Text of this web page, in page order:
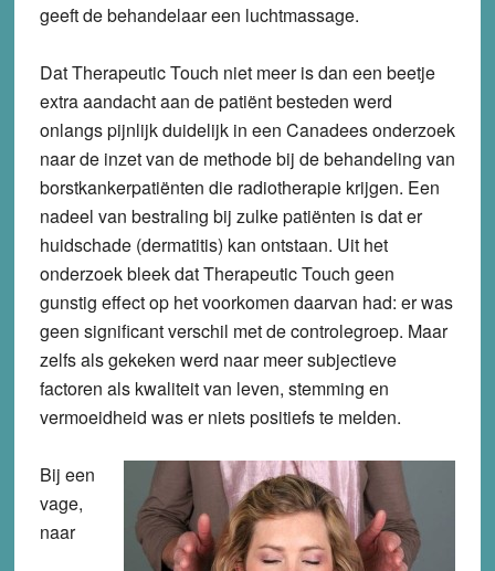
geeft de behandelaar een luchtmassage.
Dat Therapeutic Touch niet meer is dan een beetje
extra aandacht aan de patiënt besteden werd
onlangs pijnlijk duidelijk in een Canadees onderzoek
naar de inzet van de methode bij de behandeling van
borstkankerpatiënten die radiotherapie krijgen. Een
nadeel van bestraling bij zulke patiënten is dat er
huidschade (dermatitis) kan ontstaan. Uit het
onderzoek bleek dat Therapeutic Touch geen
gunstig effect op het voorkomen daarvan had: er was
geen significant verschil met de controlegroep. Maar
zelfs als gekeken werd naar meer subjectieve
factoren als kwaliteit van leven, stemming en
vermoeidheid was er niets positiefs te melden.
Bij een
vage,
naar